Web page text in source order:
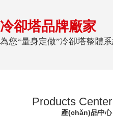
冷卻塔品牌廠家
為您“量身定做”冷卻塔整體
Products Center
產(chǎn)品中心